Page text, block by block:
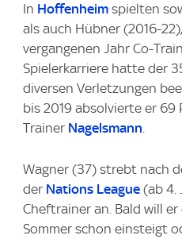
In Hoffenheim spielten
als auch Hübner (2016-
vergangenen Jahr Co-
Spielerkarriere hatte der
diversen Verletzungen
bis 2019 absolvierte er
Trainer Nagelsmann.
Wagner (37) strebt nach
der Nations League (ab 4.
Cheftrainer an. Bald will
Sommer schon einsteigt